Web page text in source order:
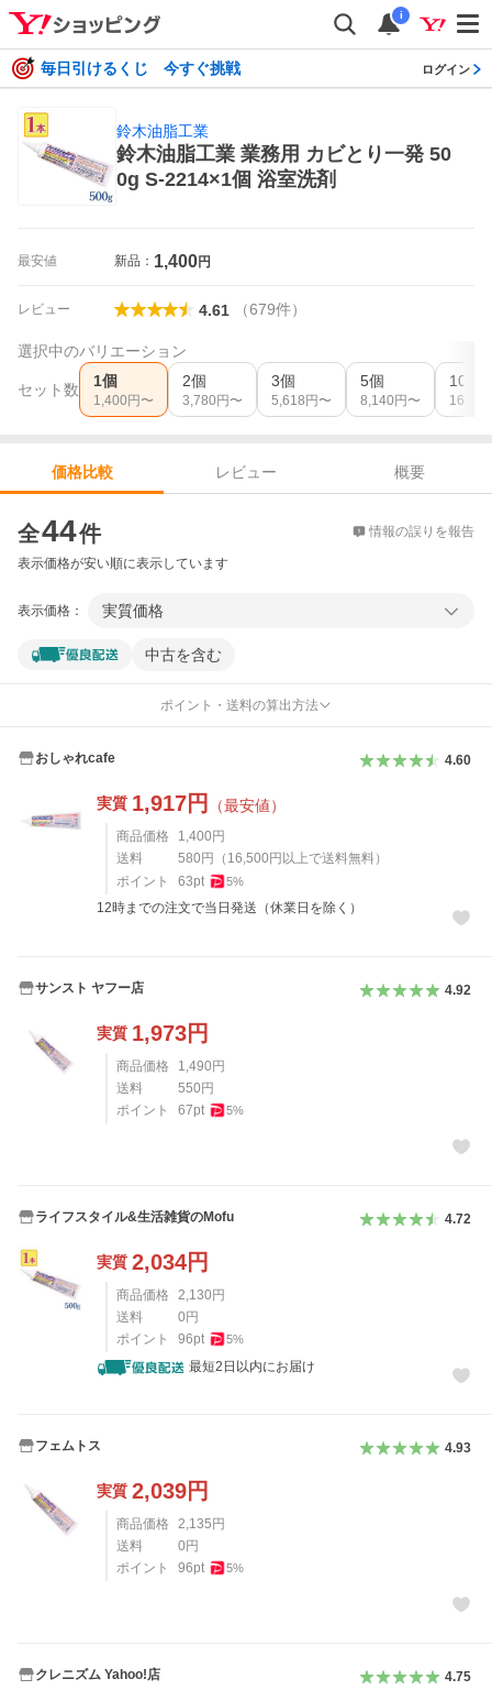
i
毎日引けるくじ 今すぐ挑戦 ログイン
鈴木油脂工業
鈴木油脂工業 業務用 カビとり一発 50
0g S-2214×1個 浴室洗剤
最安値 新品： 1,400円
レビュー 4.61 （679件）
選択中のバリエーション
セット数 1個
1,400 円〜
2個
3,780 円〜
3個
5,618 円〜
5個
8,140 円〜
10個
16,280
価格比較 レビュー
概要
全44件 情報の誤りを報告
表示価格が安い順に表示しています
表示価格： 実質価格
中古を含む
ポイント・送料の算出方法
おしゃれcafe 4.60
実質 1,917円 （最安値）
商品価格 1,400 円
送料
580 円 （ 16,500 円以上で送料無料）
ポイント
63pt 5%
12時までの注文で当日発送（休業日を除く）
サンスト ヤフー店 4.92
実質 1,973円
商品価格 1,490 円
送料
550 円
ポイント
67pt 5%
ライフスタイル&生活雑貨のMofu 4.72
実質 2,034円
商品価格 2,130 円
送料
0 円
ポイント
96pt 5%
最短2日以内にお届け
フェムトス 4.93
実質 2,039円
商品価格 2,135 円
送料
0 円
ポイント
96pt 5%
クレニズム Yahoo!店 4.75